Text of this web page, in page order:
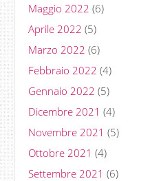
Maggio 2022 (6)
Aprile 2022 (5)
Marzo 2022 (6)
Febbraio 2022 (4)
Gennaio 2022 (5)
Dicembre 2021 (4)
Novembre 2021 (5)
Ottobre 2021 (4)
Settembre 2021 (6)